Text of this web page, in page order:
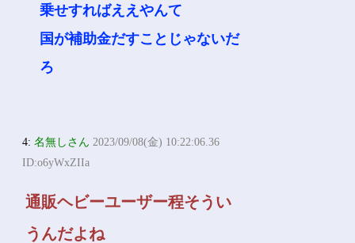
乗せすればええやんて
国が補助金だすことじゃないだ
ろ
4:名無しさん 2023/09/08(金) 10:22:06.36
ID:o6yWxZIIa
通販ヘビーユーザー程そうい
うんだよね